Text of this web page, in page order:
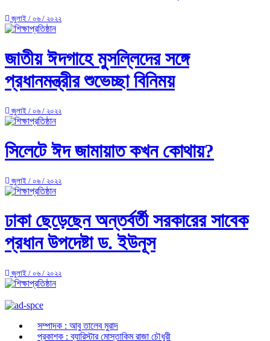
জুলাই / ০৬ / ২০২২
জাতীয় ঈদগাহে মুসল্লিদের সঙ্গে
প্রধানমন্ত্রীর শুভেচ্ছা বিনিময়
জুলাই / ০৬ / ২০২২
সিলেটে ঈদ জামায়াত কখন কোথায়?
জুলাই / ০৬ / ২০২২
‎ঢাকা ছেড়েছেন অন্তর্বর্তী সরকারের সাবেক
প্রধান উপদেষ্টা ড. ইউনূস
জুলাই / ০৬ / ২০২২
সম্পাদক : আবু তালেব মুরাদ
প্রকাশক : ব্যারিস্টার মোস্তাকিম রাজা চৌধুরী